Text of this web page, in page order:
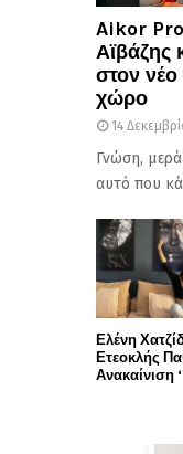
Aikor
Αϊβάζης
στον νέο
χώρο
14
Γνώση,
αυτό που
Ελένη
Ετεοκλής
Ανακαίνιση